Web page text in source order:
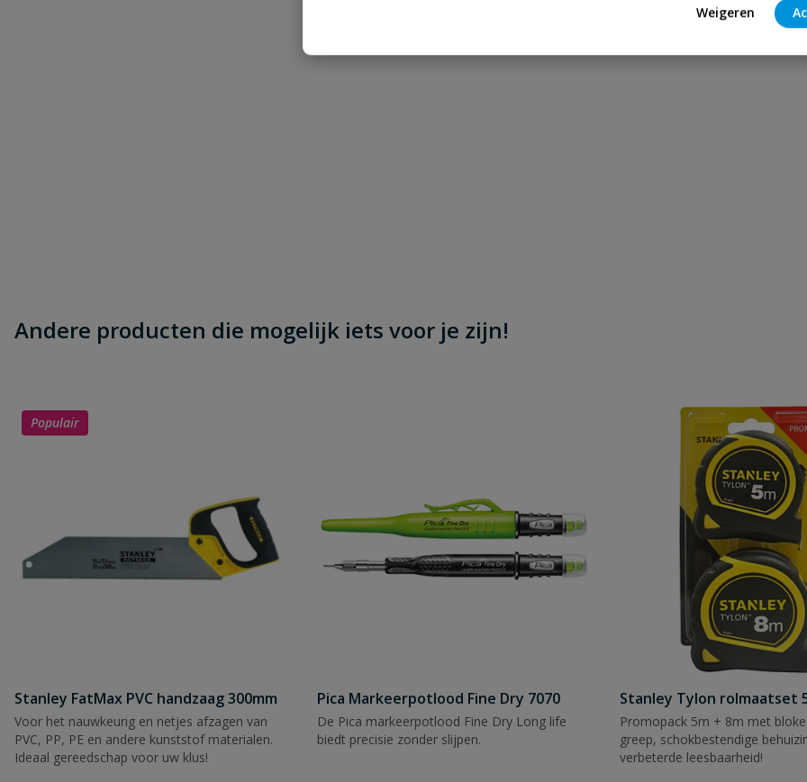
Weigeren
Andere producten die mogelijk iets voor je zijn!
Populair
Stanley FatMax PVC handzaag 300mm
Voor het nauwkeurig en netjes afzagen van
PVC, PP, PE en andere kunststof materialen.
Ideaal gereedschap voor uw klus!
Pica Markeerpotlood Fine Dry 7070
De Pica markeerpotlood Fine Dry Long life
biedt precisie zonder slijpen.
Stanley Tylon rolmaatset
Promopack 5m + 8m met
greep, schokbestendige
verbeterde leesbaarheid!